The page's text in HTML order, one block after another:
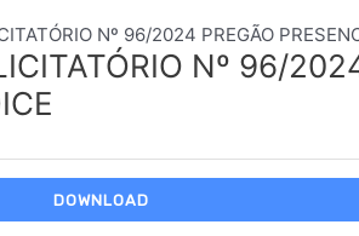
Nº 96/2024 PREGÃO
Nº 96/
DOWNLOAD